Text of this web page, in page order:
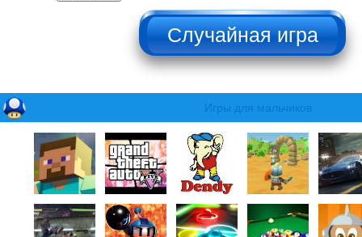
НЕ НАЖИМАТЬ!!!
Игры для мальчиков